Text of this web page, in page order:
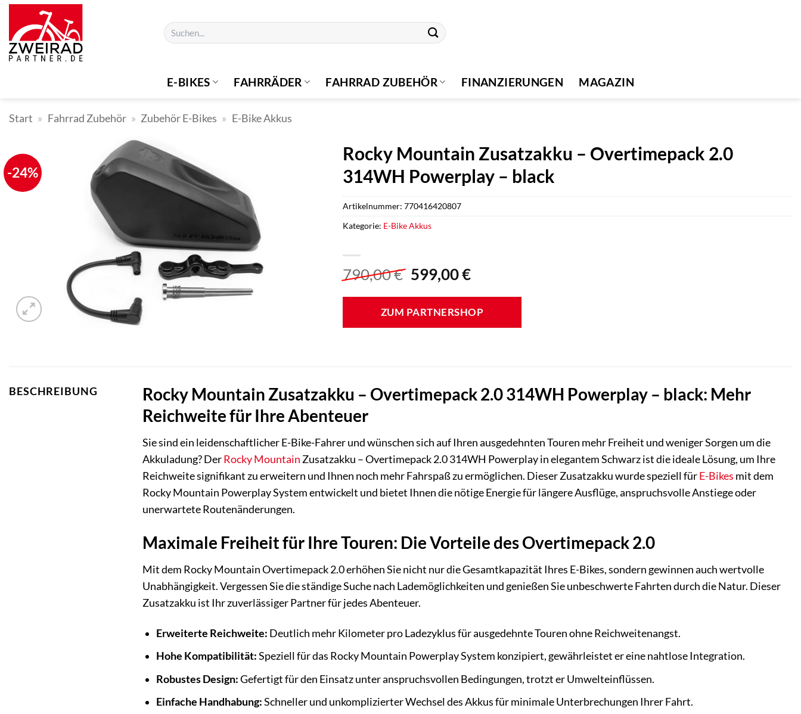
Zum
Inhalt
springen
Suchen
nach:
E-BIKES FAHRRÄDER FAHRRAD ZUBEHÖR FINANZIERUNGEN MAGAZIN
Start » Fahrrad Zubehör » Zubehör E-Bikes » E-Bike Akkus
-24%
Rocky Mountain Zusatzakku – Overtimepack 2.0
314WH Powerplay – black
790,00€ Ursprünglicher
war:
790,00 €
599,00€Aktueller
ist:
599,00 €.
ZUM PARTNERSHOP
Artikelnummer: 770416420807
Kategorie: E-Bike Akkus
BESCHREIBUNG
Rocky Mountain Zusatzakku – Overtimepack 2.0 314WH Powerplay – black: Mehr
Reichweite für Ihre Abenteuer
Sie sind ein leidenschaftlicher E-Bike-Fahrer und wünschen sich auf Ihren ausgedehnten Touren mehr Freiheit und weniger Sorgen um die
Akkuladung? DerRocky Mountain Zusatzakku – Overtimepack 2.0 314WH Powerplay in elegantem Schwarz ist die ideale Lösung, um Ihre
Reichweite signifikant zu erweitern und Ihnen noch mehr Fahrspaß zu ermöglichen. Dieser Zusatzakku wurde speziell fürE-Bikes mit dem
Rocky Mountain Powerplay System entwickelt und bietet Ihnen die nötige Energie für längere Ausflüge, anspruchsvolle Anstiege oder
unerwartete Routenänderungen.
Maximale Freiheit für Ihre Touren: Die Vorteile des Overtimepack 2.0
Mit dem Rocky Mountain Overtimepack 2.0 erhöhen Sie nicht nur die Gesamtkapazität Ihres E-Bikes, sondern gewinnen auch wertvolle
Unabhängigkeit. Vergessen Sie die ständige Suche nach Lademöglichkeiten und genießen Sie unbeschwerte Fahrten durch die Natur. Dieser
Zusatzakku ist Ihr zuverlässiger Partner für jedes Abenteuer.
Erweiterte Reichweite: Deutlich mehr Kilometer pro Ladezyklus für ausgedehnte Touren ohne Reichweitenangst.
Hohe Kompatibilität:Speziell für das Rocky Mountain Powerplay System konzipiert, gewährleistet er eine nahtlose Integration.
Robustes Design:Gefertigt für den Einsatz unter anspruchsvollen Bedingungen, trotzt er Umwelteinflüssen.
Einfache Handhabung:Schneller und unkomplizierter Wechsel des Akkus für minimale Unterbrechungen Ihrer Fahrt.